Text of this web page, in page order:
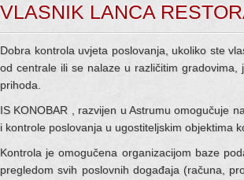
VLASNIK LANCA
Dobra kontrola uvjeta poslovanja, ukoliko ste
od centrale ili se nalaze u različitim
prihoda.
IS KONOBAR , razvijen u Astrumu omogučuje na
i kontrole poslovanja u ugostiteljskim objektima
Kontrola je omogučena organizacijom baze
pregledom svih poslovnih događaja (računa,